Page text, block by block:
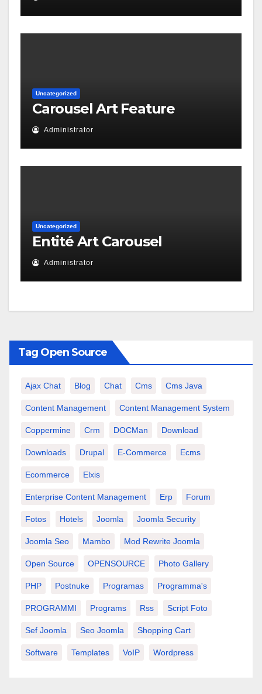
Uncategorized
Carousel Art Feature
Administrator
Uncategorized
Entité Art Carousel
Administrator
Tag Open Source
Ajax Chat Blog Chat Cms Cms Java
Content Management Content Management System
Coppermine Crm DOCMan Download
Downloads Drupal E-Commerce Ecms
Ecommerce Elxis
Enterprise Content Management Erp Forum
Fotos Hotels Joomla Joomla Security
Joomla Seo Mambo Mod Rewrite Joomla
Open Source OPENSOURCE Photo Gallery
PHP Postnuke Programas Programma's
PROGRAMMI Programs Rss Script Foto
Sef Joomla Seo Joomla Shopping Cart
Software Templates VoIP Wordpress